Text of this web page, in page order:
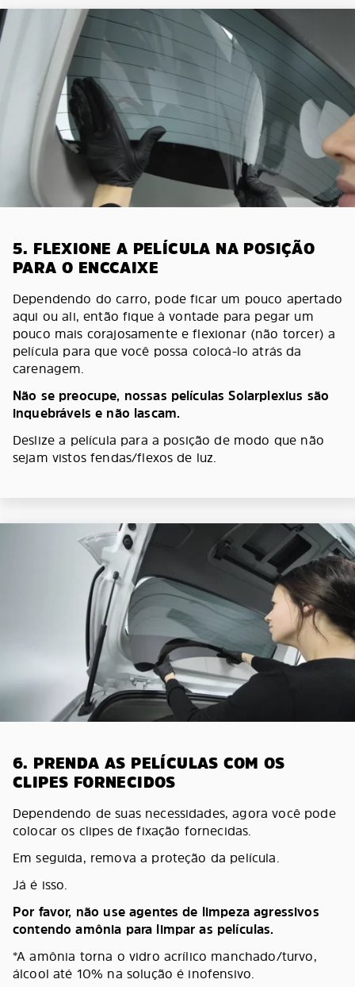
5. FLEXIONE A PELÍCULA NA POSIÇÃO
PARA O ENCCAIXE
Dependendo do carro, pode ficar um pouco apertado
aqui ou ali, então fique à vontade para pegar um
pouco mais corajosamente e flexionar (não torcer) a
película para que você possa colocá-lo atrás da
carenagem.
Não se preocupe, nossas películas Solarplexius são
inquebráveis e não lascam.
Deslize a película para a posição de modo que não
sejam vistos fendas/flexos de luz.
6. PRENDA AS PELÍCULAS COM OS
CLIPES FORNECIDOS
Dependendo de suas necessidades, agora você pode
colocar os clipes de fixação fornecidas.
Em seguida, remova a proteção da película.
Já é isso.
Por favor, não use agentes de limpeza agressivos
contendo amônia para limpar as películas.
*A amônia torna o vidro acrílico manchado/turvo,
álcool até 10% na solução é inofensivo.